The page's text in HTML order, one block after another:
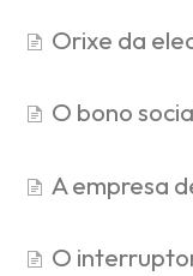
Orixe da
O bono
A empresa
O